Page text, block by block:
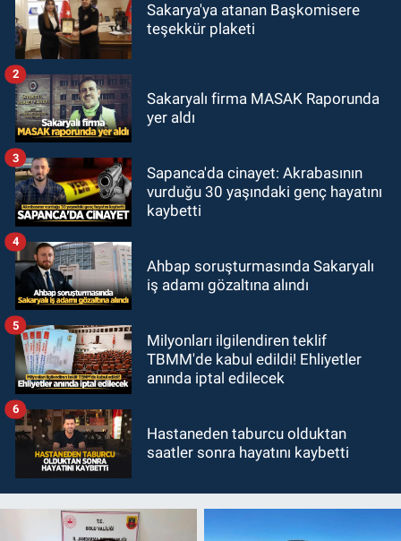
Sakarya'ya atanan Başkomisere
teşekkür plaketi
Sakaryalı firma MASAK Raporunda
yer aldı
2
Sapanca'da cinayet: Akrabasının
vurduğu 30 yaşındaki genç hayatını
kaybetti
3
Ahbap soruşturmasında Sakaryalı
iş adamı gözaltına alındı
4
Milyonları ilgilendiren teklif
TBMM'de kabul edildi! Ehliyetler
anında iptal edilecek
5
Hastaneden taburcu olduktan
saatler sonra hayatını kaybetti
6